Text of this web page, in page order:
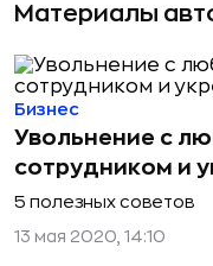
Материалы
Увольнение с
сотрудником и
5 полезных советов
Бизнес
13 мая 2020, 14:10